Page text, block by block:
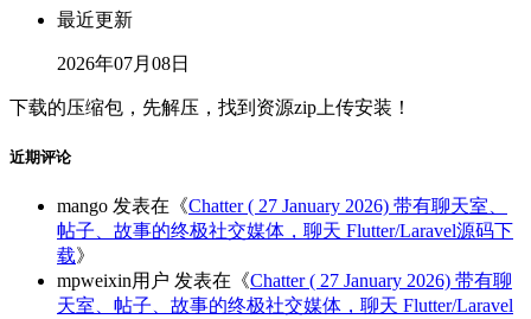
最近更新
2026年07月08日
下载的压缩包，先解压，找到资源zip上传安装！
近期评论
mango 发表在《Chatter ( 27 January 2026) 带有聊天室、
帖子、故事的终极社交媒体，聊天 Flutter/Laravel源码下
载》
mpweixin用户 发表在《Chatter ( 27 January 2026) 带有聊
天室、帖子、故事的终极社交媒体，聊天 Flutter/Laravel